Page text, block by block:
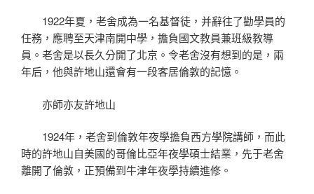
1922年夏，老舍成為一名基督徒，并辭往了勸學員的
任務，應聘至天津南開中學，擔負國文教員兼班級教導
員。老舍是以長久分開了北京。令老舍沒有想到的是，兩
年后，他與許地山還會有一段客居倫敦的記憶。
亦師亦友許地山
1924年，老舍到倫敦年夜學擔負西方學院講師，而此
時的許地山自美國的哥倫比亞年夜學碩士結業，先于老舍
離開了倫敦，正預備到牛津年夜學持續進修。